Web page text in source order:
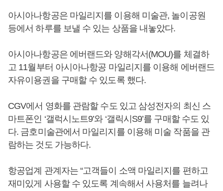
아시아나항공은 마일리지를 이용해 미술관, 놀이공원
등에서 하루를 보낼 수 있는 상품을 내놓았다.
아시아나항공은 에버랜드와 양해각서(MOU)를 체결하
고 11월부터 아시아나항공 마일리지를 이용해 에버랜드
자유이용권을 구매할 수 있도록 했다.
CGV에서 영화를 관람할 수도 있고 삼성전자의 최신 스
마트폰인 ‘갤럭시노트9’와 ‘갤릭시S9’를 구매할 수도 있
다. 금호미술관에서 마일리지를 이용해 미술 작품을 관
람하는 것도 가능하다.
항공업계 관계자는 “고객들이 소액 마일리지를 편하고
재미있게 사용할 수 있도록 계속해서 사용처를 늘려나